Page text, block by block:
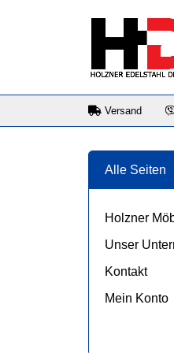
Versand
Alle Seiten
Holzner
Unser
Kontakt
Mein Konto